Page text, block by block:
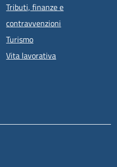
Tributi, finanze e
contravvenzioni
Turismo
Vita lavorativa